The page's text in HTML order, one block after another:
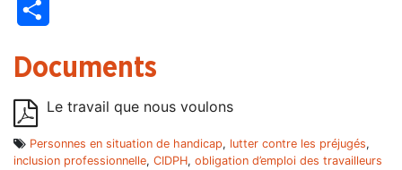
Documents
Le travail que nous voulons
Personnes en situation de handicap, lutter contre les préjugés,
inclusion professionnelle, CIDPH, obligation d’emploi des travailleurs